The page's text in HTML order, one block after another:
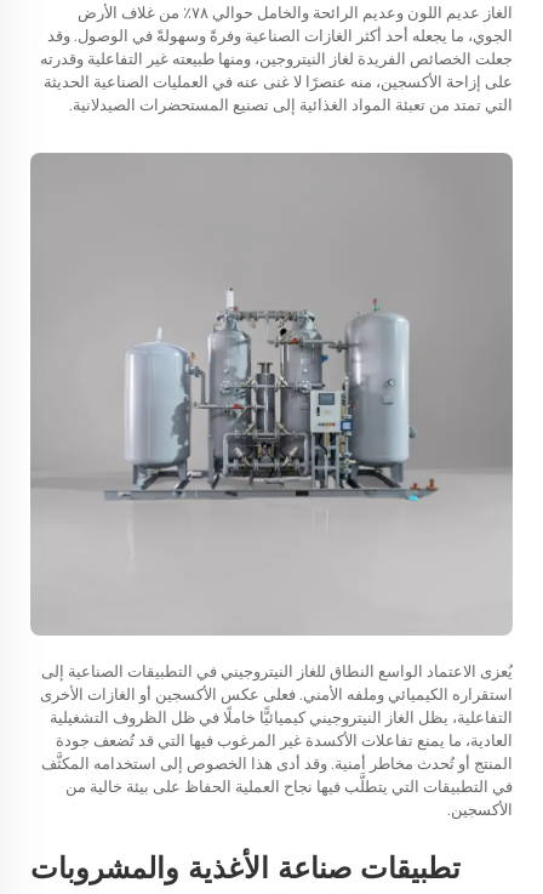
الغاز عديم اللون وعديم الرائحة والخامل حوالي ٧٨٪ من غلاف الأرض
الجوي، ما يجعله أحد أكثر الغازات الصناعية وفرةً وسهولةً في الوصول. وقد
جعلت الخصائص الفريدة لغاز النيتروجين، ومنها طبيعته غير التفاعلية وقدرته
على إزاحة الأكسجين، منه عنصرًا لا غنى عنه في العمليات الصناعية الحديثة
التي تمتد من تعبئة المواد الغذائية إلى تصنيع المستحضرات الصيدلانية.
يُعزى الاعتماد الواسع النطاق للغاز النيتروجيني في التطبيقات الصناعية إلى
استقراره الكيميائي وملفه الأمني. فعلى عكس الأكسجين أو الغازات الأخرى
التفاعلية، يظل الغاز النيتروجيني كيميائيًّا خاملًا في ظل الظروف التشغيلية
العادية، ما يمنع تفاعلات الأكسدة غير المرغوب فيها التي قد تُضعف جودة
المنتج أو تُحدث مخاطر أمنية. وقد أدى هذا الخصوص إلى استخدامه المكثَّف
في التطبيقات التي يتطلَّب فيها نجاح العملية الحفاظ على بيئة خالية من
الأكسجين.
تطبيقات صناعة الأغذية والمشروبات